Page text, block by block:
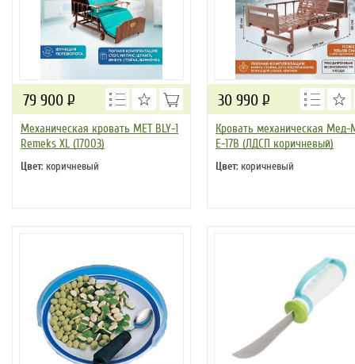
Механическая кровать MET BLY-1
Remeks XL (17003)
Цвет: коричневый
79 900 Р
Кровать механическая Мед-
Е-17В (ЛДСП коричневый)
Цвет: коричневый
30 990 Р